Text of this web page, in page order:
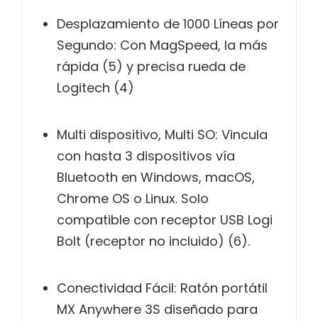
Desplazamiento de 1000 Líneas por
Segundo: Con MagSpeed, la más
rápida (5) y precisa rueda de
Logitech (4)
Multi dispositivo, Multi SO: Vincula
con hasta 3 dispositivos vía
Bluetooth en Windows, macOS,
Chrome OS o Linux. Solo
compatible con receptor USB Logi
Bolt (receptor no incluido) (6).
Conectividad Fácil: Ratón portátil
MX Anywhere 3S diseñado para